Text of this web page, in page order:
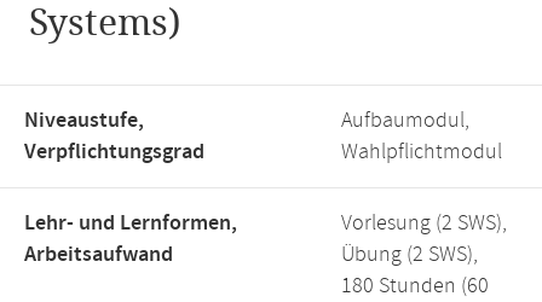
Systems)
Niveaustufe,
Verpflichtungsgrad
Aufbaumodul,
Wahlpflichtmodul
Lehr- und Lernformen,
Arbeitsaufwand
Vorlesung (2 SWS),
Übung (2 SWS),
180 Stunden (60